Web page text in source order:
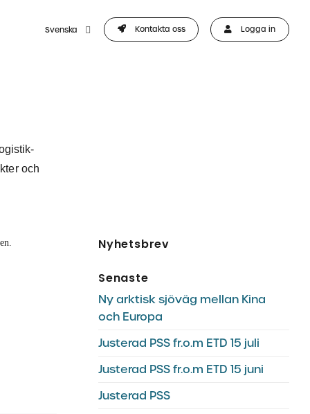
Svenska Kontakta oss Logga in
och
Nyhetsbrev
Senaste
Ny arktisk sjöväg mellan Kina
och Europa
Justerad PSS fr.o.m ETD 15 juli
Justerad PSS fr.o.m ETD 15 juni
Justerad PSS